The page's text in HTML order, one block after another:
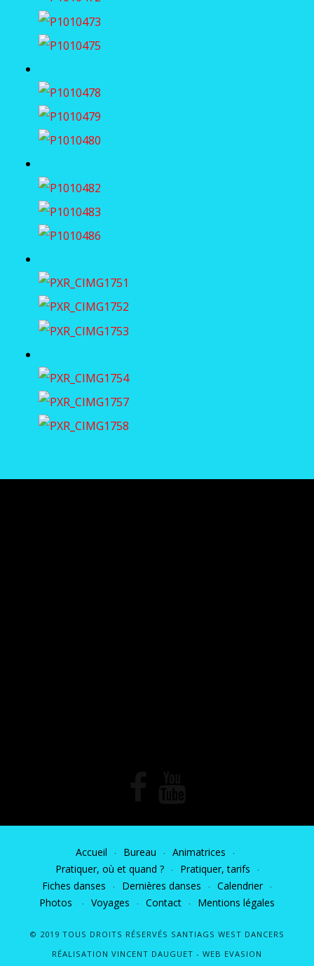
Accueil Bureau
Animatrices
Pratiquer, où et quand ?
Pratiquer, tarifs
Fiches danses
Dernières danses
Calendrier
Photos
Voyages Contact Mentions légales
© 2019 TOUS DROITS RÉSERVÉS SANTIAGS WEST DANCERS
RÉALISATION VINCENT DAUGUET - WEB EVASION